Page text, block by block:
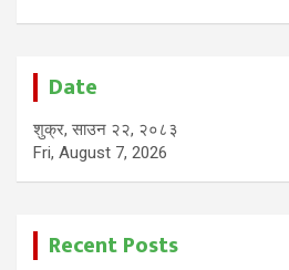
Date
शुक्र, साउन २२, २०८३
Fri, August 7, 2026
Recent Posts